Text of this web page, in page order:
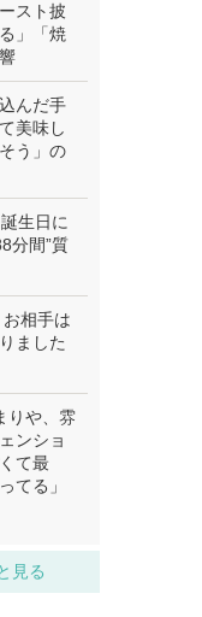
スト披
」「焼
んだ手
美味し
う」の
生日に
分間”質
相手は
ました
りや、雰
ンショ
て最
てる」
見る